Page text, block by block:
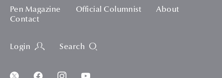
Pen Magazine Official Columnist
About
Contact
Login Search